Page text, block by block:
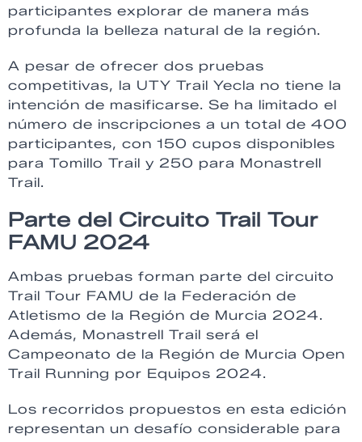
participantes explorar de manera más
profunda la belleza natural de la región.
A pesar de ofrecer dos pruebas
competitivas, la UTY Trail Yecla no tiene la
intención de masificarse. Se ha limitado el
número de inscripciones a un total de 400
participantes, con 150 cupos disponibles
para Tomillo Trail y 250 para Monastrell
Trail.
Parte del Circuito Trail Tour
FAMU 2024
Ambas pruebas forman parte del circuito
Trail Tour FAMU de la Federación de
Atletismo de la Región de Murcia 2024.
Además, Monastrell Trail será el
Campeonato de la Región de Murcia Open
Trail Running por Equipos 2024.
Los recorridos propuestos en esta edición
representan un desafío considerable para